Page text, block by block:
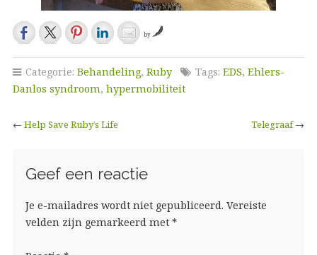
by
Categorie: Behandeling, Ruby Tags: EDS, Ehlers-
Danlos syndroom, hypermobiliteit
← Help Save Ruby’s Life Telegraaf→
Geef een reactie
Je e-mailadres wordt niet gepubliceerd. Vereiste
velden zijn gemarkeerd met *